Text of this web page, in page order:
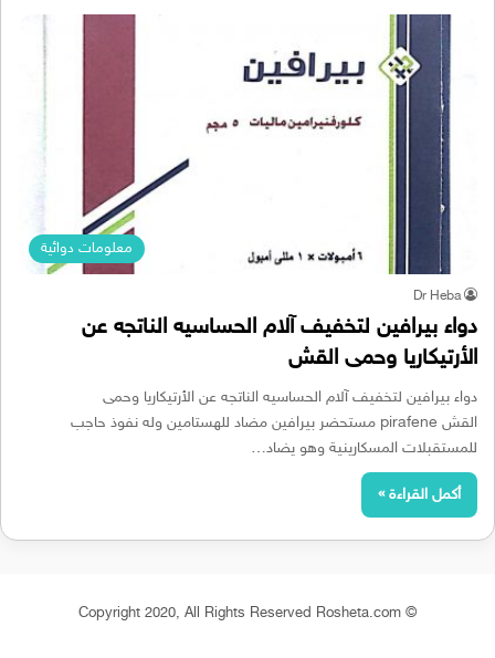
معلومات دوائية
Dr Heba
دواء بيرافين لتخفيف آلام الحساسيه الناتجه عن
الأرتيكاريا وحمى القش
دواء بيرافين لتخفيف آلام الحساسيه الناتجه عن الأرتيكاريا وحمى
القش pirafene مستحضر بيرافين مضاد للهستامين وله نفوذ حاجب
للمستقبلات المسكارينية وهو يضاد…
أكمل القراءة »
© Copyright 2020, All Rights Reserved Rosheta.com